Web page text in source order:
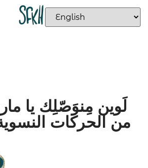
لَوين مِنوَصّلِك يا
من الحركات